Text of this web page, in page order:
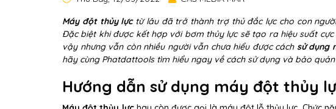
Máy đột thủy lựctừ lâu đã trở thành trợ thủ đắc lực cho con
Đặc biệt khi được kết hợp với bơm thủy lực sẽ tạo ra hiệu suất
vậy nhưng vẫn còn nhiều người vẫn chưa hiểu được cách sử dụng
hãy cùng Phatdattools tìm hiểu ngay về cách sử dụng và bảo
Hướng dẫn sử dụng máy đột thủy